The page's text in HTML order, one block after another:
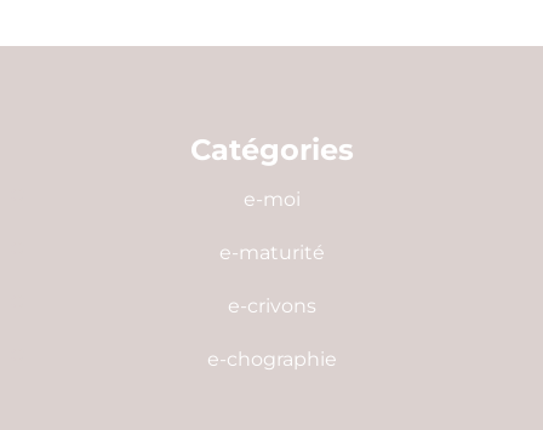
Catégories
e-moi
e-maturité
e-crivons
e-chographie